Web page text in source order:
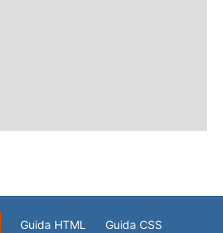
Guida HTML
Guida CSS